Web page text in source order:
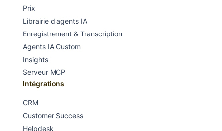
Prix
Librairie d'agents IA
Enregistrement & Transcription
Agents IA Custom
Insights
Serveur MCP
Intégrations
CRM
Customer Success
Helpdesk